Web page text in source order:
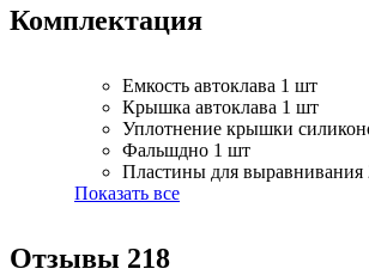
Комплектация
Емкость автоклава 1 шт
Крышка автоклава 1 шт
Уплотнение крышки
Фальшдно 1 шт
Пластины для выравнивания
Показать все
Отзывы 218